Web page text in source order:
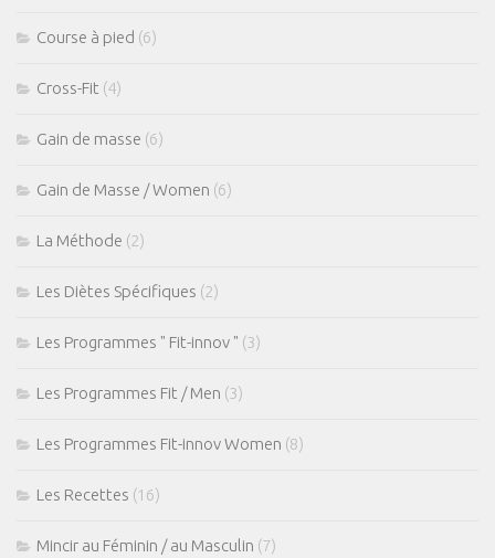
Course à pied (6)
Cross-Fit (4)
Gain de masse (6)
Gain de Masse / Women (6)
La Méthode (2)
Les Diètes Spécifiques (2)
Les Programmes " Fit-innov " (3)
Les Programmes Fit / Men (3)
Les Programmes Fit-innov Women (8)
Les Recettes (16)
Mincir au Féminin / au Masculin (7)